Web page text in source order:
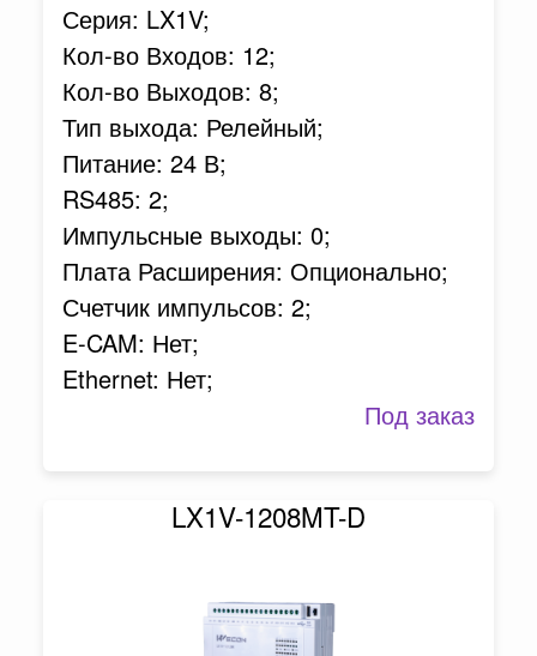
Серия: LX1V;
Кол-во Входов: 12;
Кол-во Выходов: 8;
Тип выхода: Релейный;
Питание: 24 В;
RS485: 2;
Импульсные выходы: 0;
Плата Расширения: Опционально;
Счетчик импульсов: 2;
E-CAM: Нет;
Ethernet: Нет;
Под заказ
LX1V-1208MT-D